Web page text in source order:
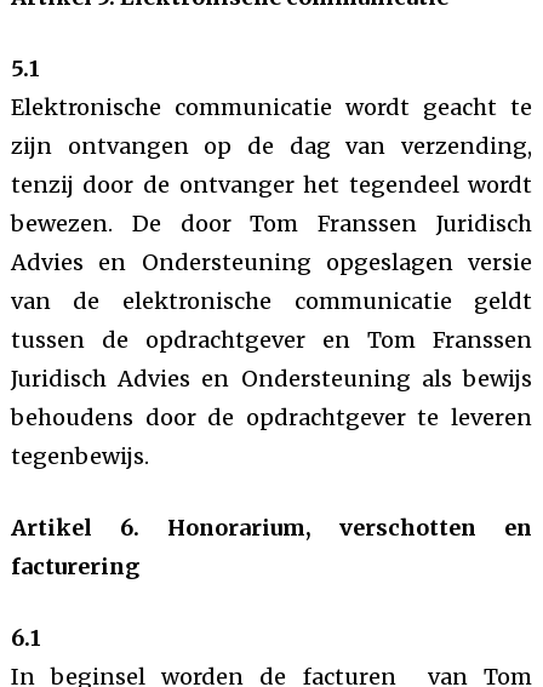
5.1
Elektronische communicatie wordt geacht te
zijn ontvangen op de dag van verzending,
tenzij door de ontvanger het tegendeel wordt
bewezen. De door Tom Franssen Juridisch
Advies en Ondersteuning opgeslagen versie
van de elektronische communicatie geldt
tussen de opdrachtgever en Tom Franssen
Juridisch Advies en Ondersteuning als bewijs
behoudens door de opdrachtgever te leveren
tegenbewijs.
Artikel 6. Honorarium, verschotten en
facturering
6.1
In beginsel worden de facturen van Tom